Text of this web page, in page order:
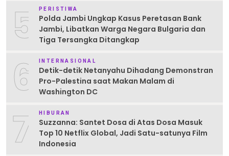
5 PERISTIWA
Polda Jambi Ungkap Kasus Peretasan Bank
Jambi, Libatkan Warga Negara Bulgaria dan
Tiga Tersangka Ditangkap
6 INTERNASIONAL
Detik-detik Netanyahu Dihadang Demonstran
Pro-Palestina saat Makan Malam di
Washington DC
7 HIBURAN
Suzzanna: Santet Dosa di Atas Dosa Masuk
Top 10 Netflix Global, Jadi Satu-satunya Film
Indonesia